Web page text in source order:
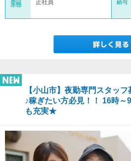
形態
正社員 給与
【小山市】夜勤専門スタッ
♪稼ぎたい方必見！！ 16時
も充実★